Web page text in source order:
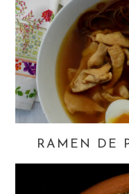
RAMEN DE